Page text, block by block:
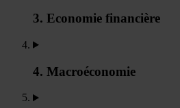
3. Economie financière
4. Macroéconomie